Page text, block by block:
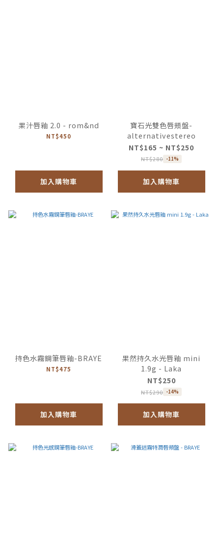
果汁唇釉 2.0 - rom&nd
NT$450
加入購物車
寶石光雙色唇頰盤-
alternativestereo
NT$165 ~ NT$250
NT$280 -11%
加入購物車
持色水霧鋼筆唇釉-BRAYE
NT$475
加入購物車
果然持久水光唇釉 mini
1.9g - Laka
NT$250
NT$290 -14%
加入購物車